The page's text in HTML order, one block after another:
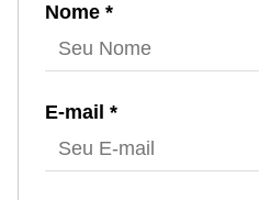
Nome *
E-mail *